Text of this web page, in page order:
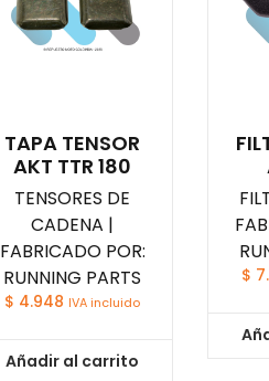
TAPA TENSOR
AKT TTR 180
TENSORES DE
CADENA |
FABRICADO POR:
RUNNING PARTS
$ 4.948 IVA incluido
Añadir al carrito
$